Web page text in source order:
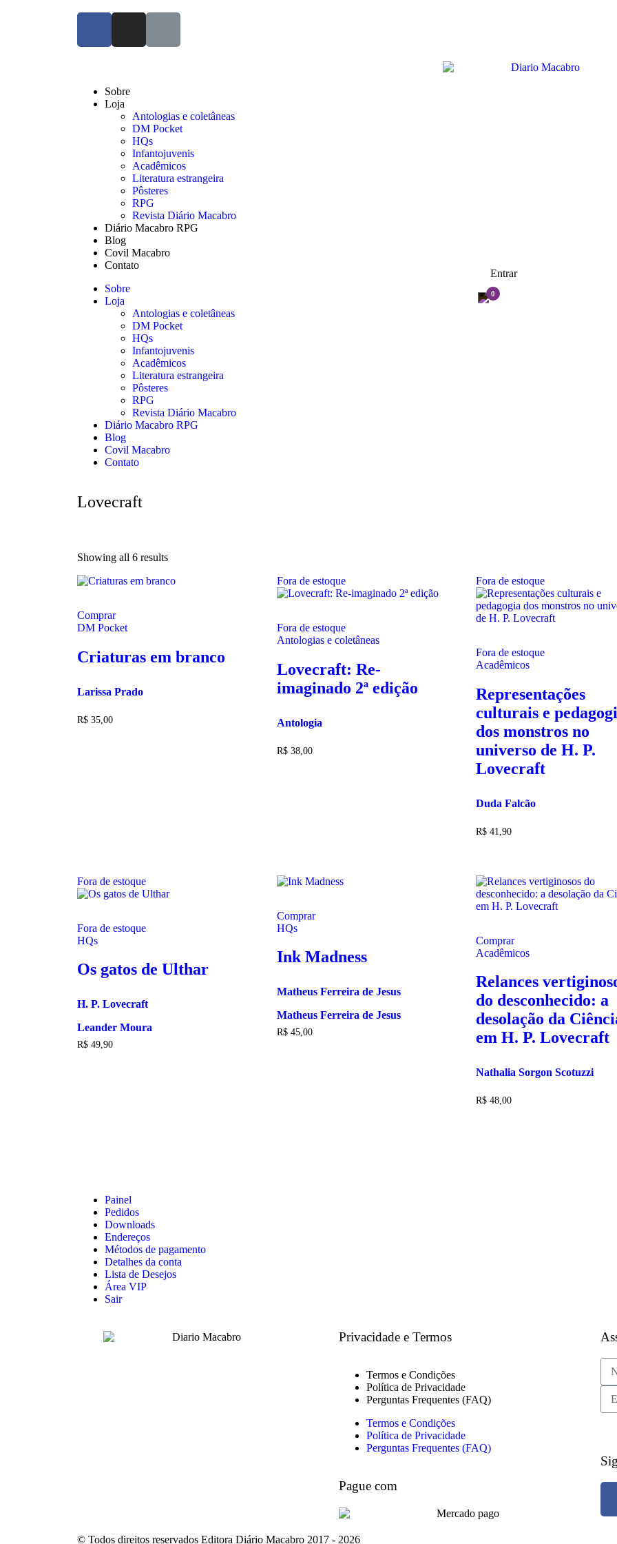
Sobre
Loja
Antologias e coletâneas
DM Pocket
HQs
Infantojuvenis
Acadêmicos
Literatura estrangeira
Pôsteres
RPG
Revista Diário Macabro
Diário Macabro RPG
Blog
Covil Macabro
Contato
Sobre
Loja
Antologias e coletâneas
DM Pocket
HQs
Infantojuvenis
Acadêmicos
Literatura estrangeira
Pôsteres
RPG
Revista Diário Macabro
Diário Macabro RPG
Blog
Covil Macabro
Contato
Entrar
0
...
Lovecraft
Showing all 6 results
Comprar
DM Pocket
Criaturas em branco
Larissa Prado
R$ 35,00
Fora de estoque
Fora de estoque
Antologias e coletâneas
Lovecraft: Re-
imaginado 2ª edição
Antologia
R$38,00
Fora de estoque
Fora de estoque
Acadêmicos
Representações
culturais e
dos monstros no
universo de H. P.
Lovecraft
Duda Falcão
R$ 41,90
Fora de estoque
Fora de estoque
HQs
Os gatos de Ulthar
H. P. Lovecraft
Leander Moura
R$ 49,90
Comprar
HQs
Ink Madness
Matheus Ferreira de Jesus
Matheus Ferreira de Jesus
R$45,00
Comprar
Acadêmicos
Relances
do desconhecido: a
desolação da
em H. P. Lovecraft
Nathalia Sorgon Scotuzzi
R$ 48,00
Painel
Pedidos
Downloads
Endereços
Métodos de pagamento
Detalhes da conta
Lista de Desejos
Área VIP
Sair
Privacidade e Termos
Termos e Condições
Política de Privacidade
Perguntas Frequentes (FAQ)
Termos e Condições
Política de Privacidade
Perguntas Frequentes (FAQ)
Pague com
© Todos direitos reservados Editora Diário Macabro 2017 - 2026